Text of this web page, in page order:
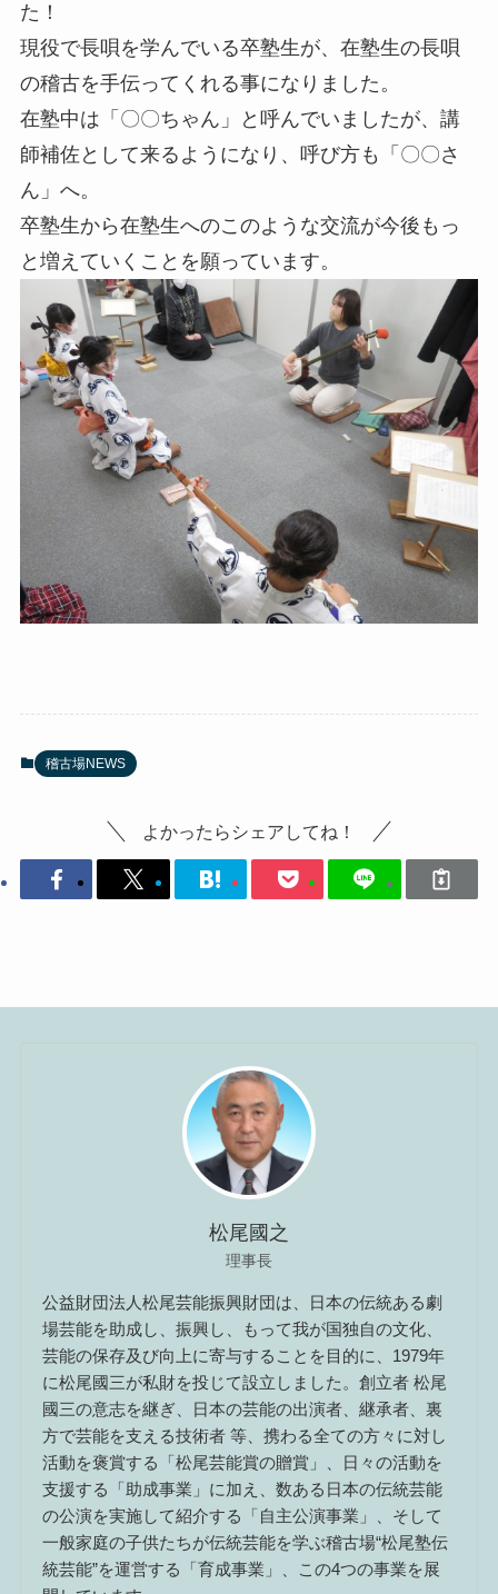
た！
現役で長唄を学んでいる卒塾生が、在塾生の長唄
の稽古を手伝ってくれる事になりました。
在塾中は「〇〇ちゃん」と呼んでいましたが、講
師補佐として来るようになり、呼び方も「〇〇さ
ん」へ。
卒塾生から在塾生へのこのような交流が今後もっ
と増えていくことを願っています。
稽古場NEWS
よかったらシェアしてね！
松尾國之
理事長
公益財団法人松尾芸能振興財団は、日本の伝統ある劇
場芸能を助成し、振興し、もって我が国独自の文化、
芸能の保存及び向上に寄与することを目的に、1979年
に松尾國三が私財を投じて設立しました。創立者 松尾
國三の意志を継ぎ、日本の芸能の出演者、継承者、裏
方で芸能を支える技術者 等、携わる全ての方々に対し
活動を褒賞する「松尾芸能賞の贈賞」、日々の活動を
支援する「助成事業」に加え、数ある日本の伝統芸能
の公演を実施して紹介する「自主公演事業」、そして
一般家庭の子供たちが伝統芸能を学ぶ稽古場“松尾塾伝
統芸能”を運営する「育成事業」、この4つの事業を展